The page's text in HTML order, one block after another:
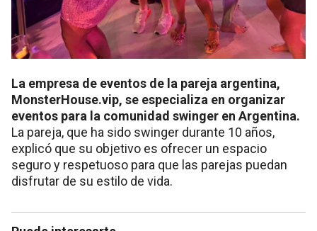
La empresa de eventos de la pareja argentina,
MonsterHouse.vip, se especializa en organizar
eventos para la comunidad swinger en Argentina.
La pareja, que ha sido swinger durante 10 años,
explicó que su objetivo es ofrecer un espacio
seguro y respetuoso para que las parejas puedan
disfrutar de su estilo de vida.